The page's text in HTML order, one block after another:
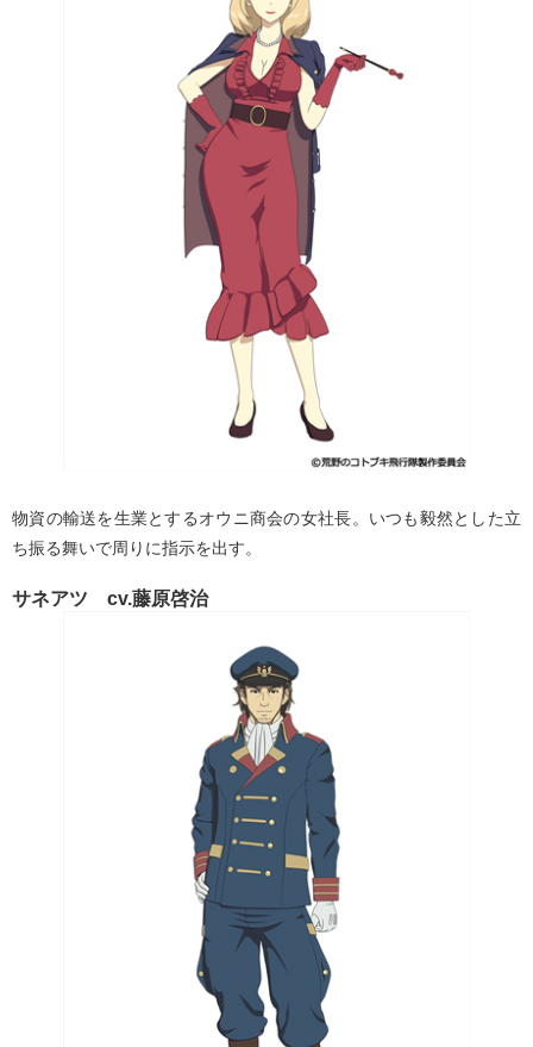
物資の輸送を生業とするオウニ商会の女社長。いつも毅然とした立
ち振る舞いで周りに指示を出す。
サネアツ cv.藤原啓治